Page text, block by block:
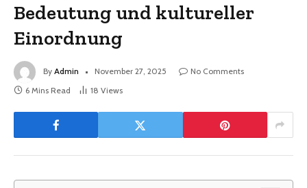
Bedeutung und kultureller
Einordnung
By Admin November 27, 2025
No Comments
6 Mins Read
18 Views